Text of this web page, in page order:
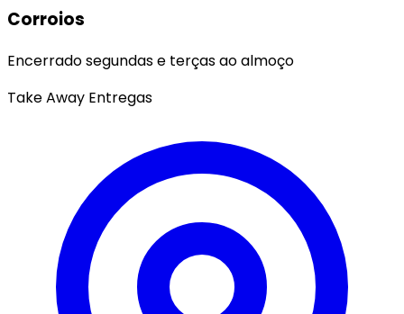
Corroios
Encerrado segundas e terças ao almoço
Take Away Entregas